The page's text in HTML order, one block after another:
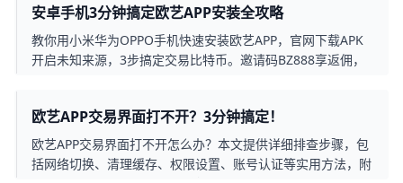
安卓手机3分钟搞定欧艺APP安装全攻略
教你用小米华为OPPO手机快速安装欧艺APP，官网下载APK
开启未知来源，3步搞定交易比特币。邀请码BZ888享返佣，
欧艺APP交易界面打不开？3分钟搞定！
欧艺APP交易界面打不开怎么办？本文提供详细排查步骤，包
括网络切换、清理缓存、权限设置、账号认证等实用方法，附